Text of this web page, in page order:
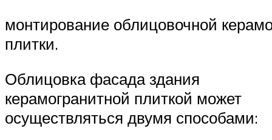
монтирование облицовочной
плитки.
Облицовка фасада здания
керамогранитной плиткой может
осуществляться двумя способами: